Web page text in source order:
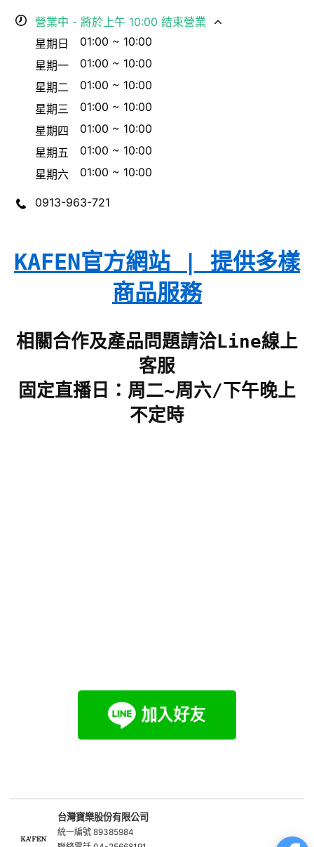
營業中 - 將於上午 10:00 結束營業
星期日
01:00 ~ 10:00
星期一
01:00 ~ 10:00
星期二
01:00 ~ 10:00
星期三
01:00 ~ 10:00
星期四
01:00 ~ 10:00
星期五
01:00 ~ 10:00
星期六
01:00 ~ 10:00
0913-963-721
KAFEN官方網站 | 提供多樣
商品服務
相關合作及產品問題請洽Line線上
客服
固定直播日：周二~周六/下午晚上
不定時
台灣寶樂股份有限公司
統一編號 89385984